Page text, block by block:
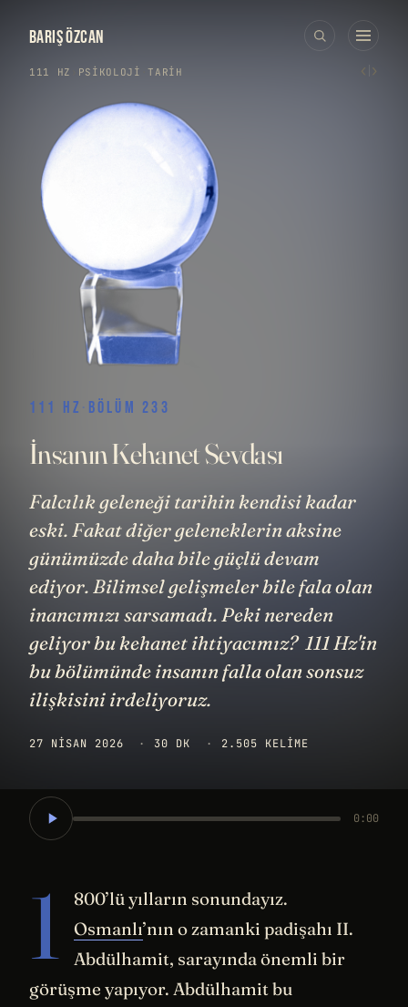
BARIŞ ÖZCAN
111 HZ PSIKOLOJI ·TARIH ‹ ›
111 HZ · BÖLÜM 233
İnsanın Kehanet Sevdası
Falcılık geleneği tarihin kendisi kadar
eski. Fakat diğer geleneklerin aksine
günümüzde daha bile güçlü devam
ediyor. Bilimsel gelişmeler bile fala olan
inancımızı sarsamadı. Peki nereden
geliyor bu kehanet ihtiyacımız? 111 Hz'in
bu bölümünde insanın falla olan sonsuz
ilişkisini irdeliyoruz.
27 NISAN 2026 · 30 DK · 2.505 KELIME
0:00
1
800’lü yılların sonundayız.
Osmanlı’nın o zamanki padişahı II.
Abdülhamit, sarayında önemli bir
görüşme yapıyor. Abdülhamit bu